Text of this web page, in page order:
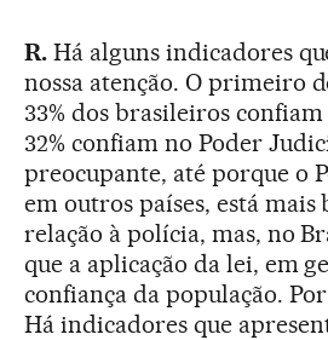
R.Há alguns indicadores
nossa atenção. O primeiro
33% dos brasileiros
32% confiam no Poder
preocupante, até porque o
em outros países, está mais
relação à polícia, mas, no
que a aplicação da lei, em
confiança da população.
Há indicadores que